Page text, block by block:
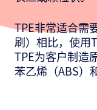
TPE非常适合需
刷）相比，使用
TPE为客户制造
苯乙烯（ABS）